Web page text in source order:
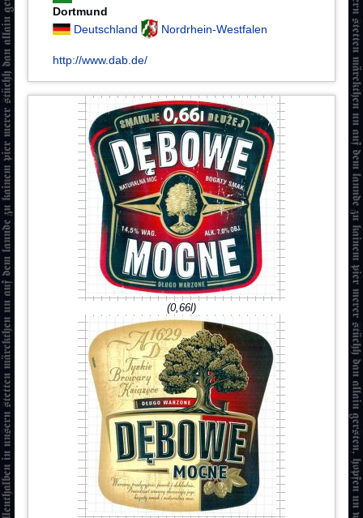
Dortmund
Deutschland
Nordrhein-Westfalen
http://www.dab.de/
(0,66l)